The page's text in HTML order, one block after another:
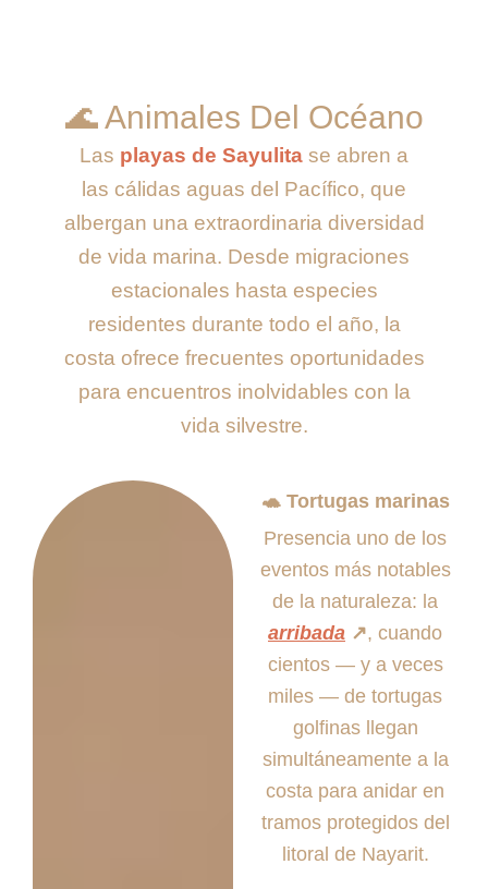
🌊 Animales Del Océano
Las playas de Sayulita se abren a
las cálidas aguas del Pacífico, que
albergan una extraordinaria diversidad
de vida marina. Desde migraciones
estacionales hasta especies
residentes durante todo el año, la
costa ofrece frecuentes oportunidades
para encuentros inolvidables con la
vida silvestre.
🐢Tortugas marinas
Presencia uno de los
eventos más notables
de la naturaleza: la
arribada ↗️, cuando
cientos — y a veces
miles — de tortugas
golfinas llegan
simultáneamente a la
costa para anidar en
tramos protegidos del
litoral de Nayarit.